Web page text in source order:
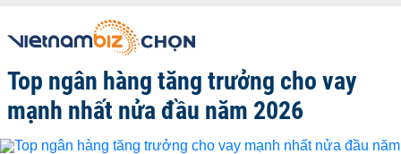
Top ngân hàng tăng trưởng cho vay
mạnh nhất nửa đầu năm 2026